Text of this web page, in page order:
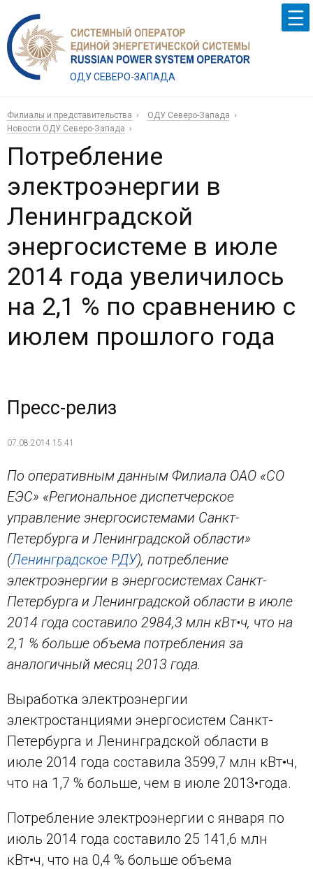
ОДУ СЕВЕРО-ЗАПАДА
Филиалы и представительства
ОДУ Северо-Запада
Новости ОДУ Северо-Запада
Потребление
электроэнергии в
Ленинградской
энергосистеме в июле
2014 года увеличилось
на 2,1 % по сравнению с
июлем прошлого года
Пресс-релиз
07.08.2014 15:41
По оперативным данным Филиала ОАО «СО
ЕЭС» «Региональное диспетчерское
управление энергосистемами Санкт-
Петербурга и Ленинградской области»
(Ленинградское РДУ), потребление
электроэнергии в энергосистемах Санкт-
Петербурга и Ленинградской области в июле
2014 года составило 2984,3 млн кВт•ч, что на
2,1 % больше объема потребления за
аналогичный месяц 2013 года.
Выработка электроэнергии
электростанциями энергосистем Санкт-
Петербурга и Ленинградской области в
июле 2014 года составила 3599,7 млн кВт•ч,
что на 1,7 % больше, чем в июле 2013•года.
Потребление электроэнергии с января по
июль 2014 года составило 25 141,6 млн
кВт•ч, что на 0,4 % больше объема